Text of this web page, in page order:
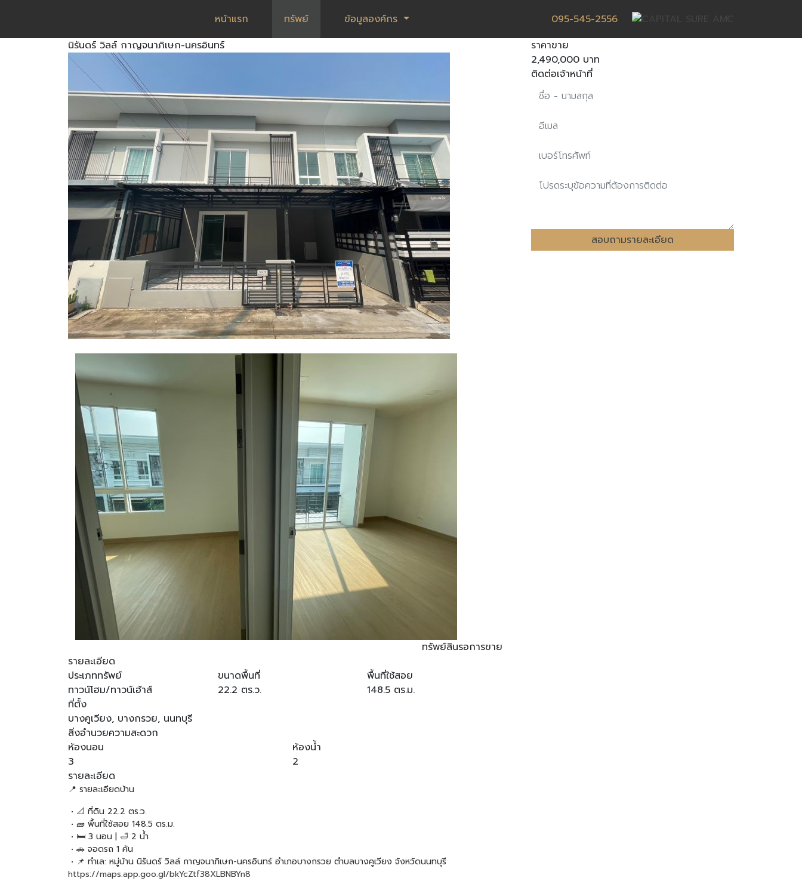
หน้าแรก ทรัพย์ ข้อมูลองค์กร
095-545-2556
นิรันดร์ วิลล์ กาญจนาภิเษก-นครอินทร์
ทรัพย์สินรอการขาย
รายละเอียด
ประเภททรัพย์
ทาวน์โฮม/ทาวน์เฮ้าส์
ขนาดพื้นที่
22.2 ตร.ว.
พื้นที่ใช้สอย
148.5 ตร.ม.
ที่ตั้ง
บางคูเวียง, บางกรวย, นนทบุรี
สิ่งอำนวยความสะดวก
ห้องนอน
3
ห้องน้ำ
2
รายละเอียด
📍 รายละเอียดบ้าน
• 📐 ที่ดิน 22.2 ตร.ว.
• 🧱 พื้นที่ใช้สอย 148.5 ตร.ม.
• 🛏 3 นอน | 🛁 2 น้ำ
• 🚗 จอดรถ 1 คัน
• 📌 ทำเล: หมู่บ้าน นิรันดร์ วิลล์ กาญจนาภิเษก-นครอินทร์ อำเภอบางกรวย ตำบลบางคูเวียง จังหวัดนนทบุรี
https://maps.app.goo.gl/bkYcZtf38XLBNBYn8
ราคาขาย
2,490,000 บาท
ติดต่อเจ้าหน้าที่
สอบถามรายละเอียด